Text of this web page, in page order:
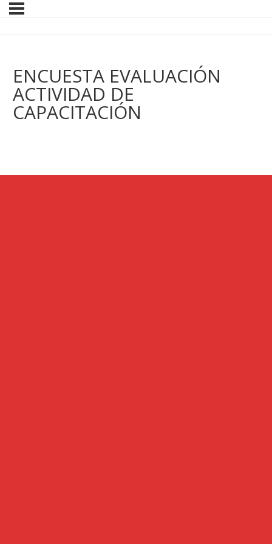
ENCUESTA EVALUACIÓN
ACTIVIDAD DE
CAPACITACIÓN